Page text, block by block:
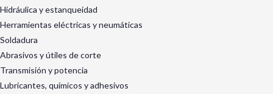
Hidráulica y estanqueidad
Herramientas eléctricas y neumáticas
Soldadura
Abrasivos y útiles de corte
Transmisión y potencia
Lubricantes, químicos y adhesivos